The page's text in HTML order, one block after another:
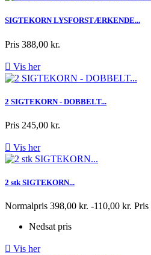
SIGTEKORN LYSFORSTÆRKENDE...
Pris 388,00 kr.
 Vis her
2 SIGTEKORN - DOBBELT...
Pris 245,00 kr.
 Vis her
2 stk SIGTEKORN...
Normalpris 398,00 kr. -110,00 kr. Pris
Nedsat pris
 Vis her